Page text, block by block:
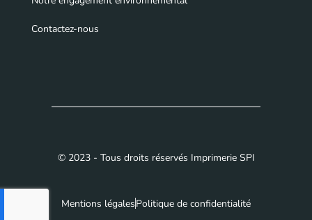
Contactez-nous
© 2023 - Tous droits réservés Imprimerie SPI
Mentions légalesPolitique de confidentialité